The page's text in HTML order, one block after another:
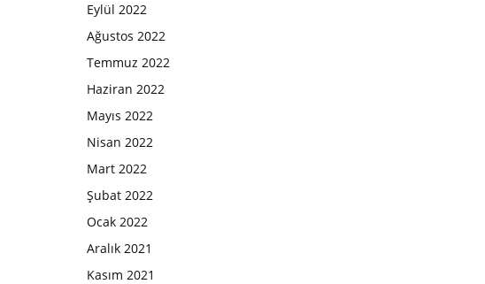
Eylül 2022
Ağustos 2022
Temmuz 2022
Haziran 2022
Mayıs 2022
Nisan 2022
Mart 2022
Şubat 2022
Ocak 2022
Aralık 2021
Kasım 2021